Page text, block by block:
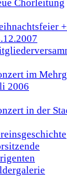
Chorleitung
im
2006
in der